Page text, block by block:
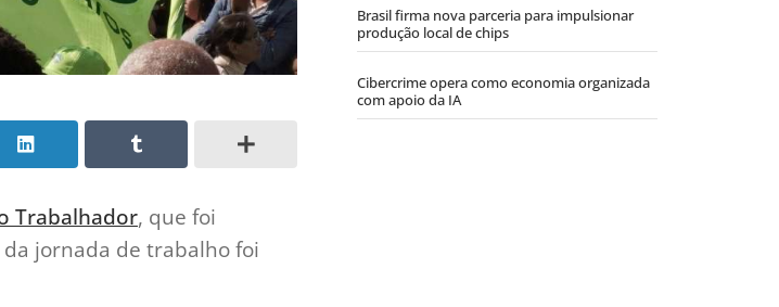
Trabalhador, que foi
jornada de trabalho foi
Brasil firma nova parceria para impulsionar
produção local de chips
Cibercrime opera como economia organizada
com apoio da IA